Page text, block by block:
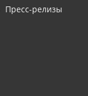
Пресс-релизы